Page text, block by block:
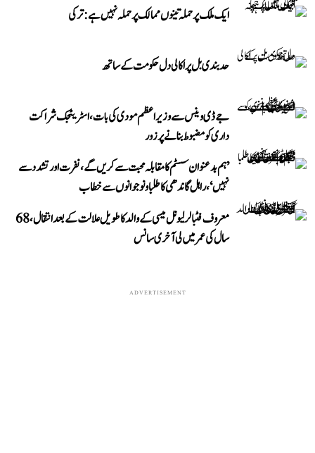
ایک ملک پر حملہ تینوں ممالک پر حملہ نہیں ہے: ترکی
حد بندی بل پر اکالی دل حکومت کے ساتھ
جے ڈی وینس سے وزیر اعظم مودی کی بات، اسٹریٹجک شراکت
داری کو مضبوط بنانے پر زور
’ہم بدعنوان سسٹم کا مقابلہ محبت سے کریں گے، نفرت اور تشدد سے
نہیں‘، راہل گاندھی کا طلبا و نوجوانوں سے خطاب
معروف فٹبالر لیونل میسی کے والد کا طویل علالت کے بعد انتقال، 68
سال کی عمر میں لی آخری سانس
ADVERTISEMENT